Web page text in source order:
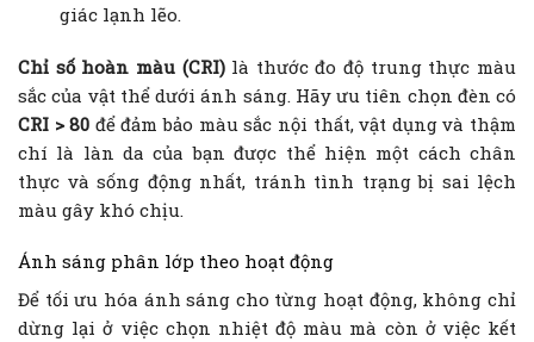
giác lạnh lẽo.
Chỉ số hoàn màu (CRI)là thước đo độ trung thực màu
sắc của vật thể dưới ánh sáng. Hãy ưu tiên chọn đèn có
CRI > 80 để đảm bảo màu sắc nội thất, vật dụng và thậm
chí là làn da của bạn được thể hiện một cách chân
thực và sống động nhất, tránh tình trạng bị sai lệch
màu gây khó chịu.
Ánh sáng phân lớp theo hoạt động
Để tối ưu hóa ánh sáng cho từng hoạt động, không chỉ
dừng lại ở việc chọn nhiệt độ màu mà còn ở việc kết